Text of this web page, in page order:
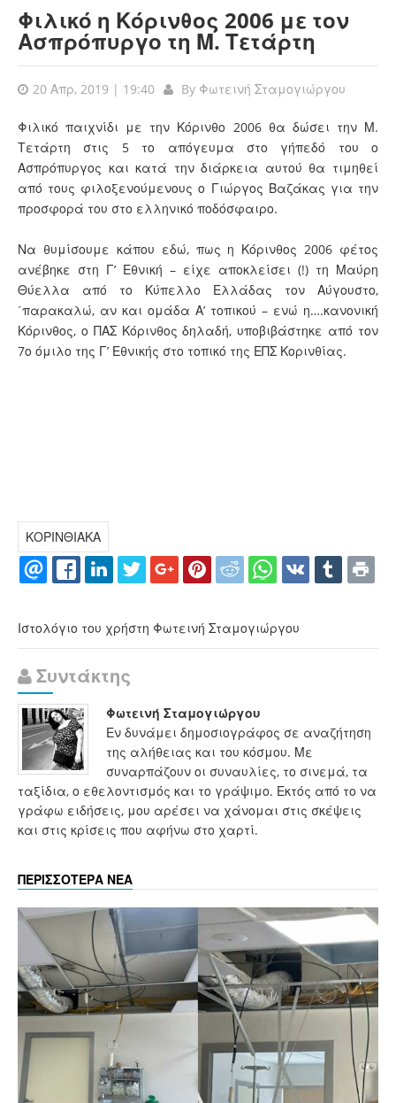
Φιλικό η Κόρινθος 2006 με τον
Ασπρόπυργο τη Μ. Τετάρτη
20 Απρ, 2019 | 19:40 By Φωτεινή Σταμογιώργου
Φιλικό παιχνίδι με την Κόρινθο 2006 θα δώσει την Μ.
Τετάρτη στις 5 το απόγευμα στο γήπεδό του ο
Ασπρόπυργος και κατά την διάρκεια αυτού θα τιμηθεί
από τους φιλοξενούμενους ο Γιώργος Βαζάκας για την
προσφορά του στο ελληνικό ποδόσφαιρο.
Να θυμίσουμε κάπου εδώ, πως η Κόρινθος 2006 φέτος
ανέβηκε στη Γ’ Εθνική – είχε αποκλείσει (!) τη Μαύρη
Θύελλα από το Κύπελλο Ελλάδας τον Αύγουστο,
΄παρακαλώ, αν και ομάδα Α’ τοπικού – ενώ η….κανονική
Κόρινθος, ο ΠΑΣ Κόρινθος δηλαδή, υποβιβάστηκε από τον
7ο όμιλο της Γ’ Εθνικής στο τοπικό της ΕΠΣ Κορινθίας.
ΚΟΡΙΝΘΙΑΚΑ
Ιστολόγιο του χρήστη Φωτεινή Σταμογιώργου
Συντάκτης
Φωτεινή Σταμογιώργου
Εν δυνάμει δημοσιογράφος σε αναζήτηση
της αλήθειας και του κόσμου. Με
συναρπάζουν οι συναυλίες, το σινεμά, τα
ταξίδια, ο εθελοντισμός και το γράψιμο. Εκτός από το να
γράφω ειδήσεις, μου αρέσει να χάνομαι στις σκέψεις
και στις κρίσεις που αφήνω στο χαρτί.
ΠΕΡΙΣΣΟΤΕΡΑ ΝΕΑ